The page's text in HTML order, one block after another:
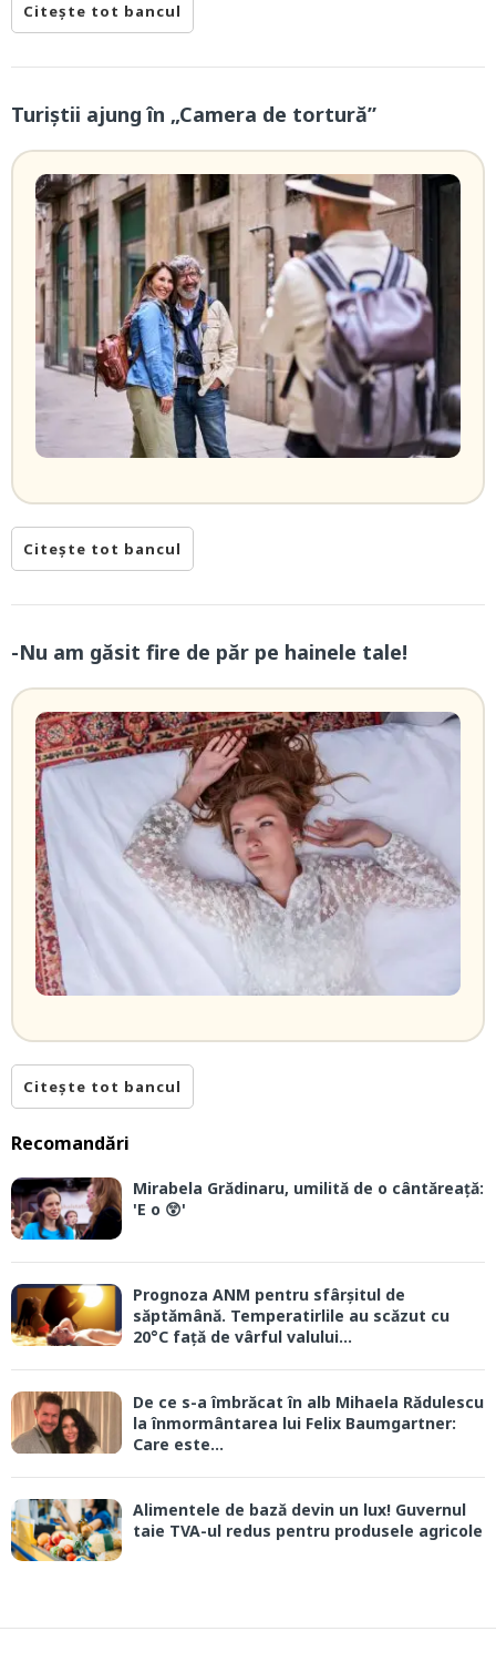
Citește tot bancul
Turiștii ajung în „Camera de tortură”
Citește tot bancul
-Nu am găsit fire de păr pe hainele tale!
Citește tot bancul
Recomandări
Mirabela Grădinaru, umilită de o cântăreață:
'E o 😲'
Prognoza ANM pentru sfârșitul de
săptămână. Temperatirlile au scăzut cu
20°C față de vârful valului...
De ce s-a îmbrăcat în alb Mihaela Rădulescu
la înmormântarea lui Felix Baumgartner:
Care este...
Alimentele de bază devin un lux! Guvernul
taie TVA-ul redus pentru produsele agricole